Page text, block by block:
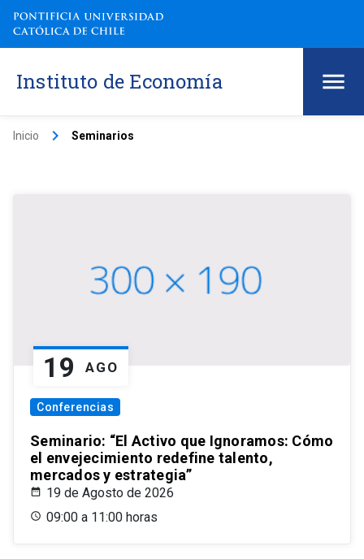
Instituto de Economía
Inicio keyboard_arrow_right Seminarios
19 AGO
Conferencias
Seminario: “El Activo que Ignoramos: Cómo
el envejecimiento redefine talento,
mercados y estrategia”
19 de Agosto de 2026
09:00 a 11:00 horas